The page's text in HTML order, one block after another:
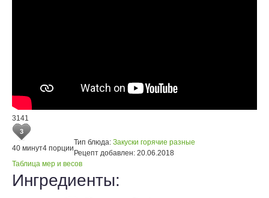
3141
3
40 минут4 порции
Тип блюда: Закуски горячие разные
Рецепт добавлен: 20.06.2018
Таблица мер и весов
Ингредиенты: